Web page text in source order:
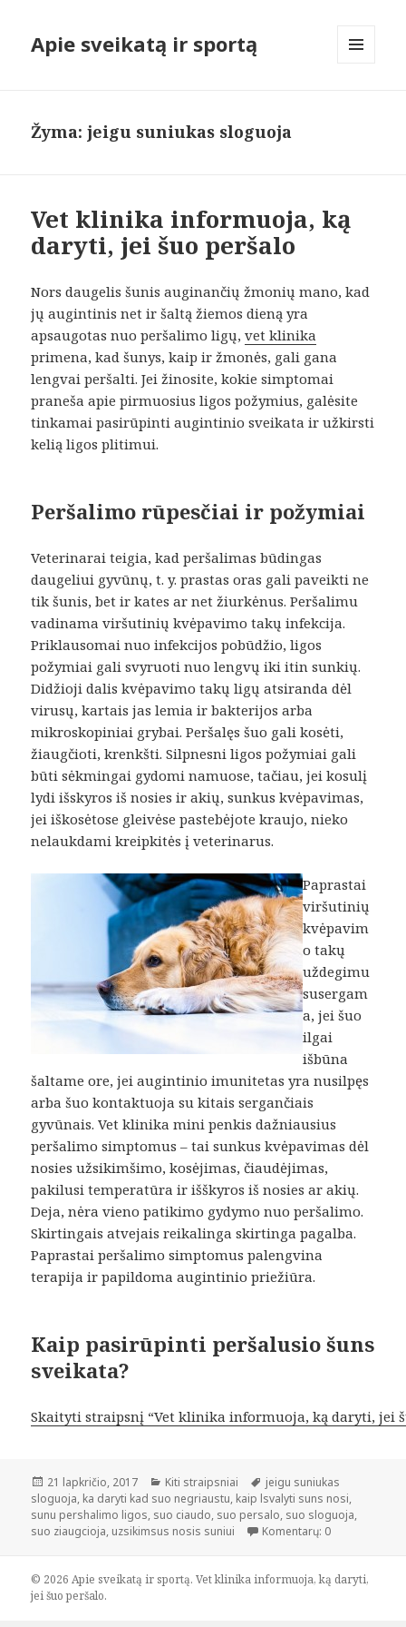
Apie sveikatą ir sportą
Žyma:jeigu suniukas sloguoja
Vet klinika informuoja, ką
daryti, jei šuo peršalo
Nors daugelis šunis auginančių žmonių mano, kad
jų augintinis net ir šaltą žiemos dieną yra
apsaugotas nuo peršalimo ligų,vet klinika
primena, kad šunys, kaip ir žmonės, gali gana
lengvai peršalti. Jei žinosite, kokie simptomai
praneša apie pirmuosius ligos požymius, galėsite
tinkamai pasirūpinti augintinio sveikata ir užkirsti
kelią ligos plitimui.
Peršalimo rūpesčiai ir požymiai
Veterinarai teigia, kad peršalimas būdingas
daugeliui gyvūnų, t. y. prastas oras gali paveikti ne
tik šunis, bet ir kates ar net žiurkėnus. Peršalimu
vadinama viršutinių kvėpavimo takų infekcija.
Priklausomai nuo infekcijos pobūdžio, ligos
požymiai gali svyruoti nuo lengvų iki itin sunkių.
Didžioji dalis kvėpavimo takų ligų atsiranda dėl
virusų, kartais jas lemia ir bakterijos arba
mikroskopiniai grybai. Peršalęs šuo gali kosėti,
žiaugčioti, krenkšti. Silpnesni ligos požymiai gali
būti sėkmingai gydomi namuose, tačiau, jei kosulį
lydi išskyros iš nosies ir akių, sunkus kvėpavimas,
jei iškosėtose gleivėse pastebėjote kraujo, nieko
nelaukdami kreipkitės į veterinarus.
Paprastai
viršutinių
kvėpavim
o takų
uždegimu
susergam
a, jei šuo
ilgai
išbūna
šaltame ore, jei augintinio imunitetas yra nusilpęs
arba šuo kontaktuoja su kitais sergančiais
gyvūnais. Vet klinika mini penkis dažniausius
peršalimo simptomus – tai sunkus kvėpavimas dėl
nosies užsikimšimo, kosėjimas, čiaudėjimas,
pakilusi temperatūra ir išškyros iš nosies ar akių.
Deja, nėra vieno patikimo gydymo nuo peršalimo.
Skirtingais atvejais reikalinga skirtinga pagalba.
Paprastai peršalimo simptomus palengvina
terapija ir papildoma augintinio priežiūra.
Kaip pasirūpinti peršalusio šuns
sveikata?
Skaityti straipsnį “Vet klinika informuoja, ką daryti, jei
Paskelbta
21 lapkričio, 2017 Kategorijos
Kiti straipsniai Žymos
jeigu suniukas
sloguoja, ka daryti kad suo negriaustu, kaip lsvalyti suns nosi,
sunu pershalimo ligos, suo ciaudo, suo persalo, suo sloguoja,
suo ziaugcioja, uzsikimsus nosis suniui Komentarų: 0
© 2026 Apie sveikatą ir sportą. Vet klinika informuoja, ką daryti,
jei šuo peršalo.